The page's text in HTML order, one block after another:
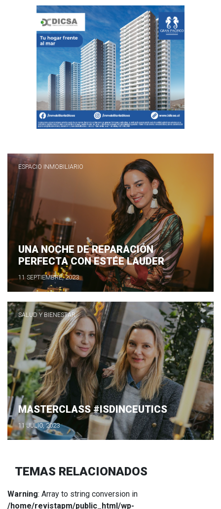
ESPACIO INMOBILIARIO
UNA NOCHE DE REPARACIÓN
PERFECTA CON ESTÉE LAUDER
11 SEPTIEMBRE, 2023
SALUD Y BIENESTAR
MASTERCLASS #ISDINCEUTICS
11 JULIO, 2023
TEMAS RELACIONADOS
Warning: Array to string conversion in
/home/revistapm/public_html/wp-